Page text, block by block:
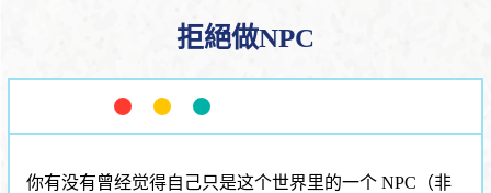
拒絕做NPC
你有没有曾经觉得自己只是这个世界里的一个 NPC（非